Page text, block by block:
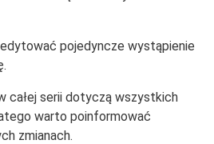
pojedyncze wystąpienie
całej serii dotyczą wszystkich
warto poinformować
zmianach.